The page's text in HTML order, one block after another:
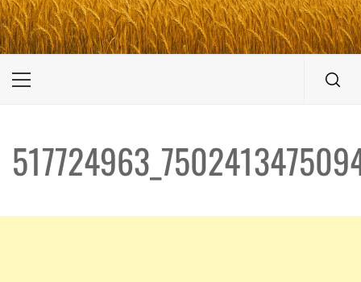
UKRAINE-IS
ПОДОРОЖI ПО УКРАЇНІ
Primary